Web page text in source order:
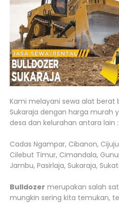
Kami melayani sewa alat berat
Sukaraja dengan harga murah
desa dan kelurahan antara lain :
Cadas Ngampar, Cibanon,
Cilebut Timur, Cimandala,
Jambu, Pasirlaja, Sukaraja,
Bulldozer merupakan salah
mungkin sering kita temukan,